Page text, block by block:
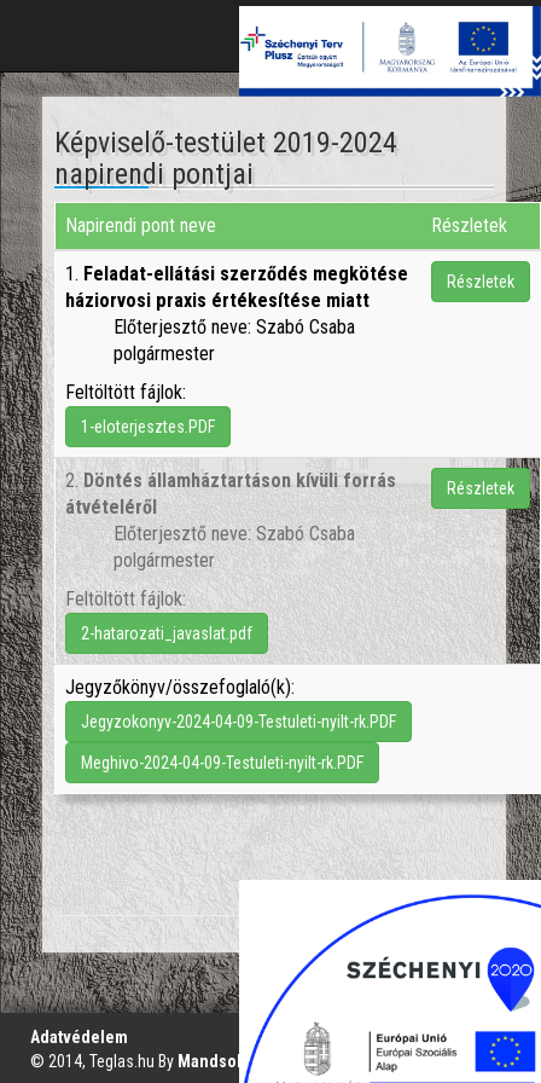
Képviselő-testület 2019-2024
napirendi pontjai
Napirendi pont neve Részletek
1. Feladat-ellátási szerződés megkötése
háziorvosi praxis értékesítése miatt
Előterjesztő neve: Szabó Csaba
polgármester
Feltöltött fájlok:
1-eloterjesztes.PDF
Részletek
2. Döntés államháztartáson kívüli forrás
átvételéről
Előterjesztő neve: Szabó Csaba
polgármester
Feltöltött fájlok:
2-hatarozati_javaslat.pdf
Részletek
Jegyzőkönyv/összefoglaló(k):
Jegyzokonyv-2024-04-09-Testuleti-nyilt-rk.PDF
Meghivo-2024-04-09-Testuleti-nyilt-rk.PDF
';
Adatvédelem
© 2014, Teglas.hu By Mandsol.com